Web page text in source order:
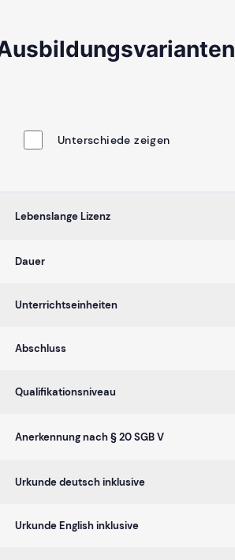
Unterschiede zeigen
Lebenslange Lizenz
Dauer
Unterrichtseinheiten
Abschluss
Qualifikationsniveau
Anerkennung nach § 20 SGB V
Urkunde deutsch inklusive
Urkunde English inklusive